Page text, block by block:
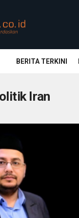
BERITA TERKINI
Iran